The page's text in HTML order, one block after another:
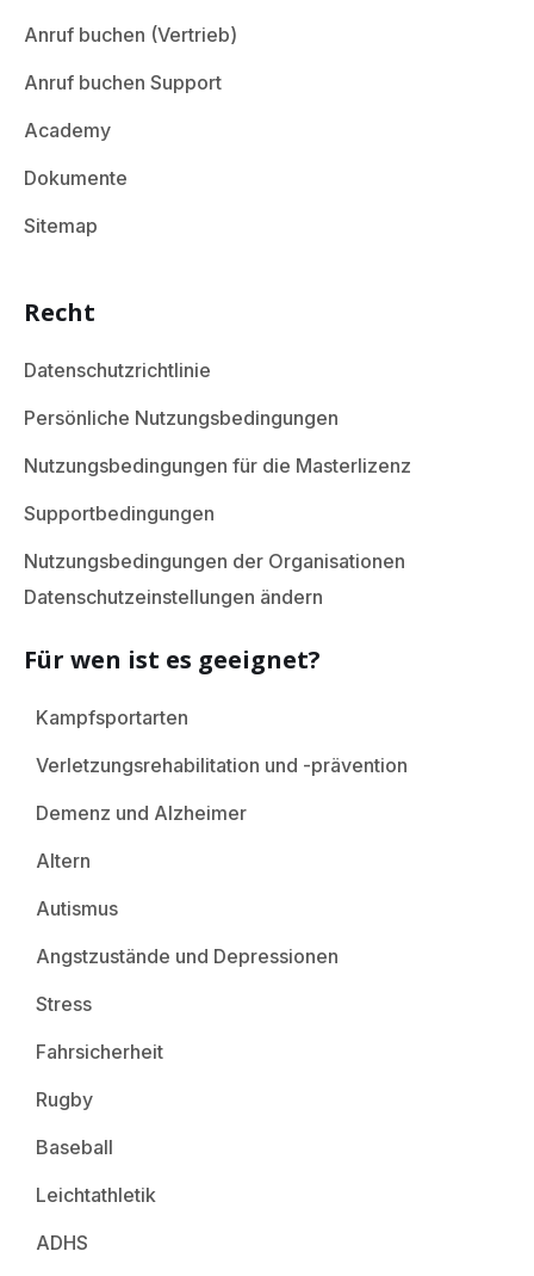
Anruf buchen (Vertrieb)
Anruf buchen Support
Academy
Dokumente
Sitemap
Recht
Datenschutzrichtlinie
Persönliche Nutzungsbedingungen
Nutzungsbedingungen für die Masterlizenz
Supportbedingungen
Nutzungsbedingungen der Organisationen
Datenschutzeinstellungen ändern
Für wen ist es geeignet?
Kampfsportarten
Verletzungsrehabilitation und -prävention
Demenz und Alzheimer
Altern
Autismus
Angstzustände und Depressionen
Stress
Fahrsicherheit
Rugby
Baseball
Leichtathletik
ADHS